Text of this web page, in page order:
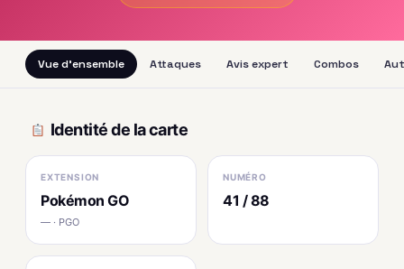
Vue d'ensemble Attaques Avis expert Combos
Identité de la carte
EXTENSION
Pokémon GO
— · PGO
NUMÉRO
41 / 88